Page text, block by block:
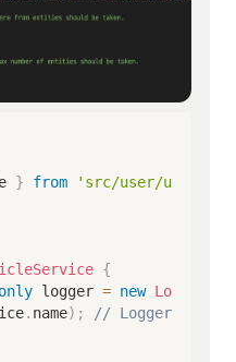
} from
'src/user/u
{
logger = new Lo
. name) ;
// Logger